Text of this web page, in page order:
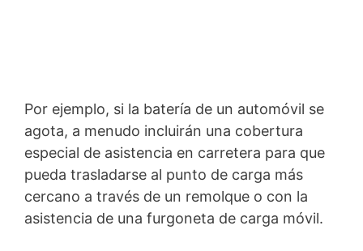
Por ejemplo, si la batería de un automóvil se
agota, a menudo incluirán una cobertura
especial de asistencia en carretera para que
pueda trasladarse al punto de carga más
cercano a través de un remolque o con la
asistencia de una furgoneta de carga móvil.